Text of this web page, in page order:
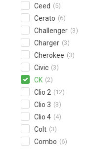
Ceed (5)
Cerato (6)
Challenger (3)
Charger (3)
Cherokee (3)
Civic (3)
CK (2)
Clio 2 (12)
Clio 3 (3)
Clio 4 (4)
Colt (3)
Combo (6)